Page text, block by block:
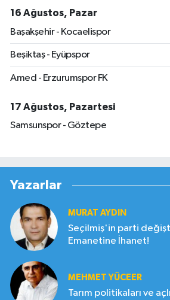
16 Ağustos, Pazar
Başakşehir - Kocaelispor
Beşiktaş - Eyüpspor
Amed - Erzurumspor FK
17 Ağustos, Pazartesi
Samsunspor - Göztepe
Yazarlar
MURAT AYDIN
Seçilmiş'in parti
Emanetine İhanet!
MEHMET YÜCEER
Tarım politikaları ve